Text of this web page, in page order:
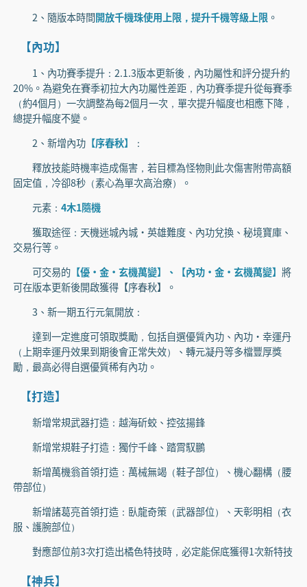
2、隨版本時間開放千機珠使用上限，提升千機等級上限。
【內功】
1、內功賽季提升：2.1.3版本更新後，內功屬性和評分提升約
20%。為避免在賽季初拉大內功屬性差距，內功賽季提升從每賽季
（約4個月）一次調整為每2個月一次，單次提升幅度也相應下降，
總提升幅度不變。
2、新增內功【序春秋】
：
釋放技能時機率造成傷害，若目標為怪物則此次傷害附帶高額
固定值，冷卻8秒（素心為單次高治療）。
元素： 4木1隨機
獲取途徑：天機迷城內城·英雄難度、內功兌換、秘境寶庫、
交易行等。
可交易的【優·金·玄機萬變】、【內功·金·玄機萬變】 將
可在版本更新後開啟獲得【序春秋】。
3、新一期五行元氣開放：
達到一定進度可領取獎勵，包括自選優質內功、內功·幸運丹
（上期幸運丹效果到期後會正常失效）、轉元凝丹等多檔豐厚獎
勵，最高必得自選優質稀有內功。
【打造】
新增常規武器打造：越海斫蛟、控弦揚鋒
新增常規鞋子打造：獨佇千峰、踏霄馭鵬
新增萬機翁首領打造：萬械無竭（鞋子部位）、機心翻構（腰
帶部位）
新增諸葛亮首領打造：臥龍奇策（武器部位）、天彰明相（衣
服、護腕部位）
對應部位前3次打造出橘色特技時，必定能保底獲得1次新特技
【神兵】